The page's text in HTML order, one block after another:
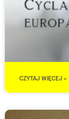
CZYTAJ WIĘCEJ »